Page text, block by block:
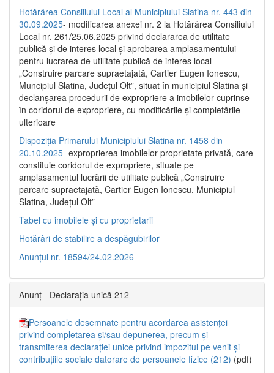
Hotărârea Consiliului Local al Municipiului Slatina nr. 443 din
30.09.2025- modificarea anexei nr. 2 la Hotărârea Consiliului
Local nr. 261/25.06.2025 privind declararea de utilitate
publică şi de interes local şi aprobarea amplasamentului
pentru lucrarea de utilitate publică de interes local
„Construire parcare supraetajată, Cartier Eugen Ionescu,
Muncipiul Slatina, Judeţul Olt”, situat în municipiul Slatina şi
declanşarea procedurii de expropriere a imobilelor cuprinse
în coridorul de expropriere, cu modificările şi completările
ulterioare
Dispoziția Primarului Municipiului Slatina nr. 1458 din
20.10.2025- exproprierea imobilelor proprietate privată, care
constituie coridorul de expropriere, situate pe
amplasamentul lucrării de utilitate publică „Construire
parcare supraetajată, Cartier Eugen Ionescu, Municipiul
Slatina, Județul Olt”
Tabel cu imobilele și cu proprietarii
Hotărâri de stabilire a despăgubirilor
Anunțul nr. 18594/24.02.2026
Anunț - Declarația unică 212
Persoanele desemnate pentru acordarea asistenței
privind completarea și/sau depunerea, precum și
transmiterea declarației unice privind impozitul pe venit și
contribuțiile sociale datorare de persoanele fizice (212) (pdf)